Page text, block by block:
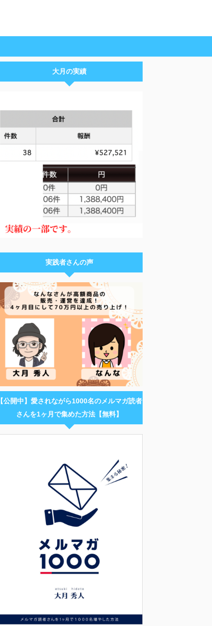
大月の実績
実践者さんの声
【公開中】愛されながら1000名のメルマガ読者
さんを1ヶ月で集めた方法【無料】